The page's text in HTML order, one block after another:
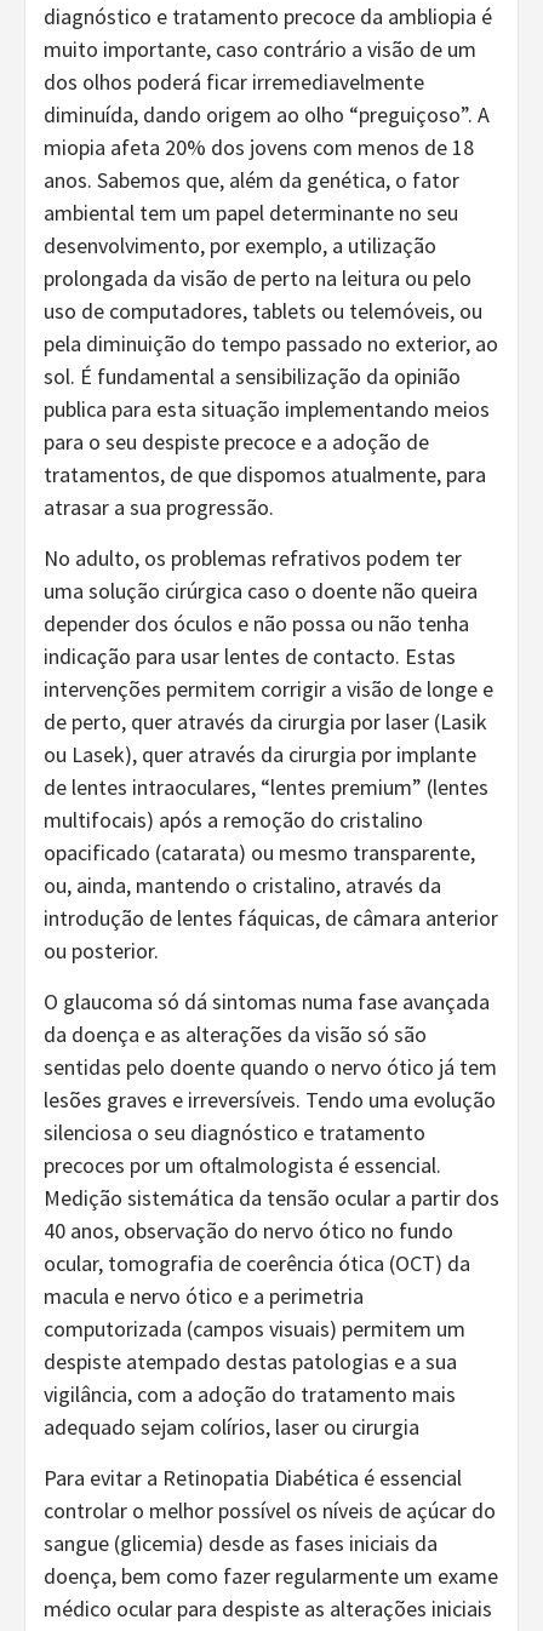
diagnóstico e tratamento precoce da ambliopia é
muito importante, caso contrário a visão de um
dos olhos poderá ficar irremediavelmente
diminuída, dando origem ao olho “preguiçoso”. A
miopia afeta 20% dos jovens com menos de 18
anos. Sabemos que, além da genética, o fator
ambiental tem um papel determinante no seu
desenvolvimento, por exemplo, a utilização
prolongada da visão de perto na leitura ou pelo
uso de computadores, tablets ou telemóveis, ou
pela diminuição do tempo passado no exterior, ao
sol. É fundamental a sensibilização da opinião
publica para esta situação implementando meios
para o seu despiste precoce e a adoção de
tratamentos, de que dispomos atualmente, para
atrasar a sua progressão.
No adulto, os problemas refrativos podem ter
uma solução cirúrgica caso o doente não queira
depender dos óculos e não possa ou não tenha
indicação para usar lentes de contacto. Estas
intervenções permitem corrigir a visão de longe e
de perto, quer através da cirurgia por laser (Lasik
ou Lasek), quer através da cirurgia por implante
de lentes intraoculares, “lentes premium” (lentes
multifocais) após a remoção do cristalino
opacificado (catarata) ou mesmo transparente,
ou, ainda, mantendo o cristalino, através da
introdução de lentes fáquicas, de câmara anterior
ou posterior.
O glaucoma só dá sintomas numa fase avançada
da doença e as alterações da visão só são
sentidas pelo doente quando o nervo ótico já tem
lesões graves e irreversíveis. Tendo uma evolução
silenciosa o seu diagnóstico e tratamento
precoces por um oftalmologista é essencial.
Medição sistemática da tensão ocular a partir dos
40 anos, observação do nervo ótico no fundo
ocular, tomografia de coerência ótica (OCT) da
macula e nervo ótico e a perimetria
computorizada (campos visuais) permitem um
despiste atempado destas patologias e a sua
vigilância, com a adoção do tratamento mais
adequado sejam colírios, laser ou cirurgia
Para evitar a Retinopatia Diabética é essencial
controlar o melhor possível os níveis de açúcar do
sangue (glicemia) desde as fases iniciais da
doença, bem como fazer regularmente um exame
médico ocular para despiste as alterações iniciais